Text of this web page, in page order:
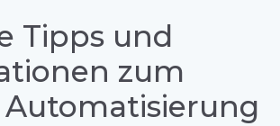
Tipps und
zum